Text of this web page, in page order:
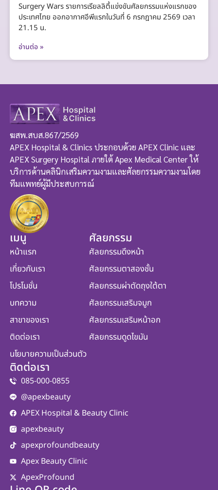
Surgery Wars รายการเรียลลิตี้แข่งขันศัลยกรรมแห่งแรกของ
ประเทศไทย ออกอากาศอีพีแรกในวันที่ 6 กรกฎาคม 2569 เวลา
21.15 น.
อ่านต่อ »
ฆสพ.สบส.867/2569
APEX Hospital & Clinics ประกอบด้วย APEX Clinic และ
APEX Surgery Hospital ภายใต้ Apex Medical Center ให้
บริการด้านคลินิกเสริมความงามและศัลยกรรมความงามโดย
ทีมแพทย์ผู้มีประสบการณ์
เมนู
หน้าแรก
เกี่ยวกับเรา
โปรโมชั่น
บทความ
สาขาของเรา
ติดต่อเรา
นโยบายความเป็นส่วนตัว
ศัลยกรรม
ศัลยกรรมดึงหน้า
ศัลยกรรมตาสองชั้น
ศัลยกรรมผ่าตัดถุงใต้ตา
ศัลยกรรมเสริมจมูก
ศัลยกรรมเสริมหน้าอก
ศัลยกรรมดูดไขมัน
ติดต่อเรา
085-000-0855
@apexbeauty
APEX Hospital & Beauty Clinic
apexbeauty
apexprofoundbeauty
Apex Beauty Clinic
ApexProfound